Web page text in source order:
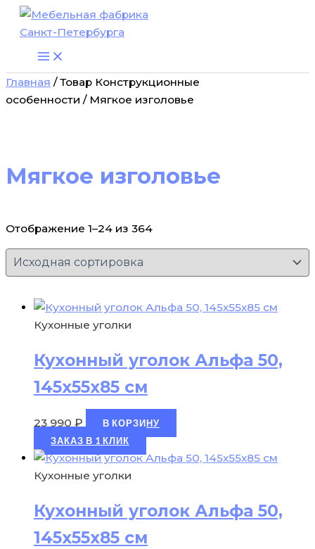
Перейти
Главная / Товар Конструкционные
особенности / Мягкое изголовье
Мягкое изголовье
Отображение 1–24 из 364
Кухонные уголки
Кухонный уголок Альфа 50,
145х55х85 см
23 990 ₽
В КОРЗИНУ
ЗАКАЗ В 1 КЛИК
Кухонные уголки
Кухонный уголок Альфа 50,
145х55х85 см